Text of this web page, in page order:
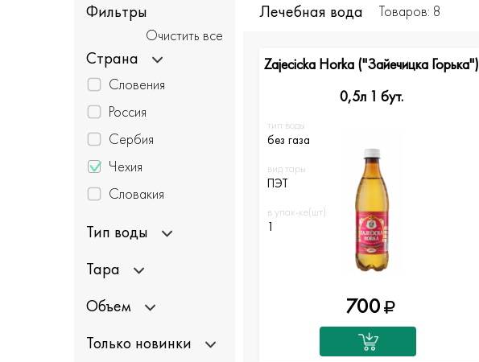
Фильтры
Очистить все
Страна
Словения
Россия
Сербия
Чехия
Словакия
Тип воды
Тара
Объем
Только новинки
Лечебная вода Товаров: 8
тип воды
без газа
вид тары
ПЭТ
в упак-ке(шт)
1
Zajecicka Horka ("Зайечицка Горька")
0,5л 1 бут.
700